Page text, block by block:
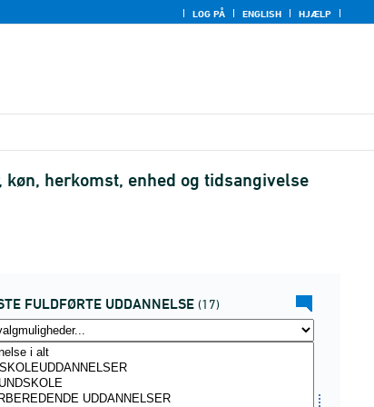
LOG PÅ ENGLISH HJÆLP
herkomst, enhed og tidsangivelse
FULDFØRTE UDDANNELSE (17)